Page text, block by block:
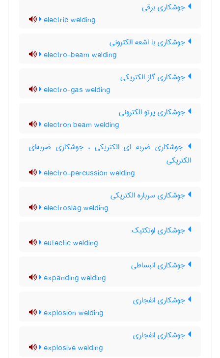
جوشکاری برقی
electric welding
جوشکاری با اشعه الکترونی
electro-beam welding
جوشکاری گاز الکتریکی
electro-gas welding
جوشکاری پرتو الکترونی
electron beam welding
جوشکاری ضربه ای الکتریکی ، جوشکاری ضربه‌ای
الکتریکی
electro-percussion welding
جوشکاری سرباره الکتریکی
electroslag welding
جوشکاری اوتکتیک
eutectic welding
جوشکاری انبساطی
expanding welding
جوشکاری انفجاری
explosion welding
جوشکاری انفجاری
explosive welding